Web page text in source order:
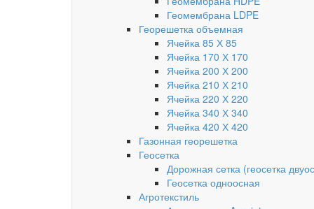
Геомембрана LDPE
Георешетка объемная
Ячейка 85 Х 85
Ячейка 170 Х 170
Ячейка 200 Х 200
Ячейка 210 Х 210
Ячейка 220 Х 220
Ячейка 340 Х 340
Ячейка 420 Х 420
Газонная георешетка
Геосетка
Дорожная сетка (геосетка
Геосетка одноосная
Агротекстиль